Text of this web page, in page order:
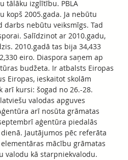
tālāku izglītību. PBLA
kopš 2005.gada. Ja nebūtu
nebūtu veiksmīgs. Tad
Salīdzinot ar 2010.gadu,
2010.gadā tas bija 34,433
eiro. Diaspora saņem ap
budžeta. Ir atbalsts Eiropas
Eiropas, ieskaitot skolām
arī kursi: šogad no 26.-28.
valodas apguves
arī nosūta grāmatas
aģentūra piedalās
Jautājumos pēc referāta
mācību grāmatas
valodu kā starpniekvalodu.